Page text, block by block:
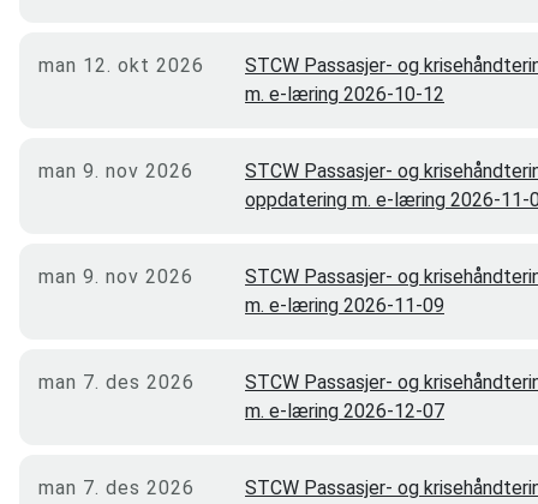
man 12. okt 2026
STCW Passasjer- og
m. e-læring 2026-10-12
man 9. nov 2026
STCW Passasjer- og
oppdatering m. e-læring 2026-11-
man 9. nov 2026
STCW Passasjer- og
m. e-læring 2026-11-09
man 7. des 2026
STCW Passasjer- og
m. e-læring 2026-12-07
man 7. des 2026
STCW Passasjer- og